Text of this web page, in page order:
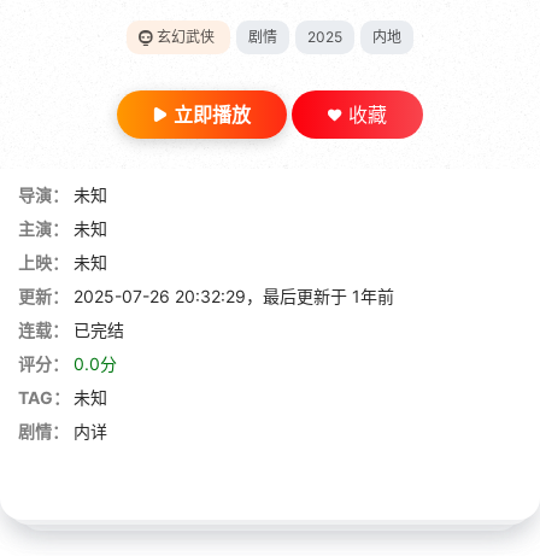
玄幻武侠 剧情 2025 内地
立即播放 收藏
导演：
未知
主演：
未知
上映：
未知
更新：
2025-07-26 20:32:29，最后更新于 1年前
连载：
已完结
评分：
0.0分
TAG：
未知
剧情：
内详